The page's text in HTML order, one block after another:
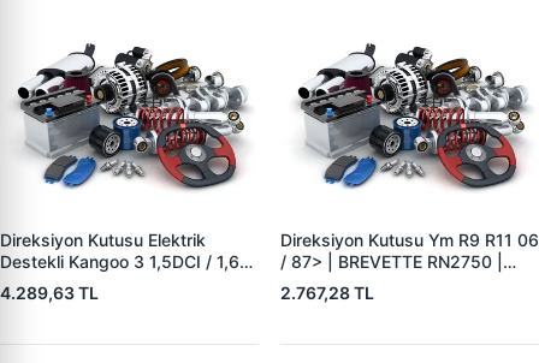
Direksiyon Kutusu Elektrik
Destekli Kangoo 3 1,5DCI / 1,6
08> | BREVETTE RN2751 | OEM
8200088495
4.289,63 TL
Direksiyon Kutusu Ym R9 R11 06
/ 87> | BREVETTE RN2750 |
OEM 7701465388
2.767,28 TL